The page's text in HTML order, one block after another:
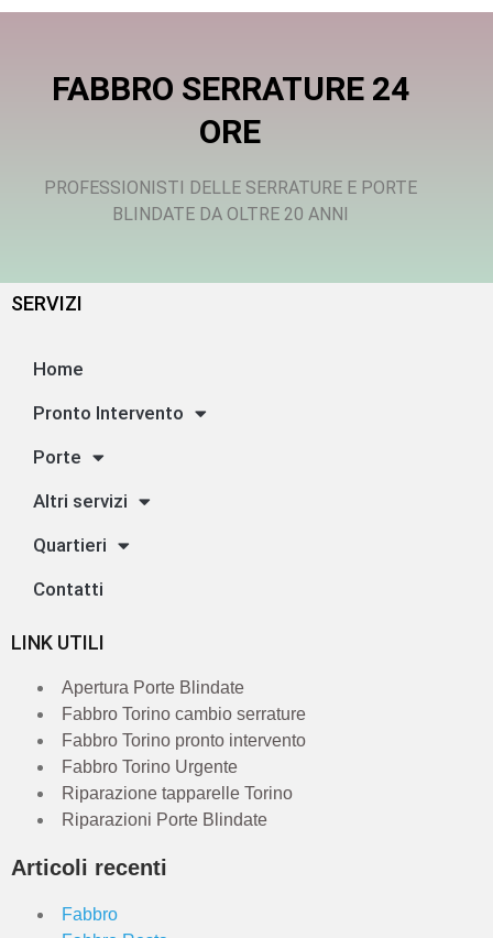
FABBRO SERRATURE 24
ORE
PROFESSIONISTI DELLE SERRATURE E PORTE
BLINDATE DA OLTRE 20 ANNI
SERVIZI
Home
Pronto Intervento
Porte
Altri servizi
Quartieri
Contatti
LINK UTILI
Apertura Porte Blindate
Fabbro Torino cambio serrature
Fabbro Torino pronto intervento
Fabbro Torino Urgente
Riparazione tapparelle Torino
Riparazioni Porte Blindate
Articoli recenti
Fabbro